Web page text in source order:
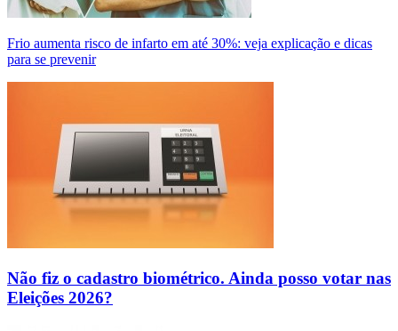
Frio aumenta risco de infarto em até 30%: veja explicação e dicas
para se prevenir
Não fiz o cadastro biométrico. Ainda posso votar nas
Eleições 2026?